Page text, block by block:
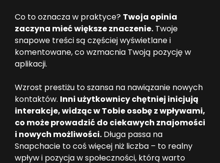
Co to oznacza w praktyce? Twoja opinia
zaczyna mieć większe znaczenie. Twoje
snapowe treści są częściej wyświetlane i
komentowane, co wzmacnia Twoją pozycję w
aplikacji.
Wzrost prestiżu to szansa na nawiązanie nowych
kontaktów. Inni użytkownicy chętniej inicjują
interakcje, widząc w Tobie osobę z wpływami,
co może prowadzić do ciekawych znajomości
i nowych możliwości. Długa passa na
Snapchacie to coś więcej niż liczba – to realny
wpływ i pozycja w społeczności, którą warto